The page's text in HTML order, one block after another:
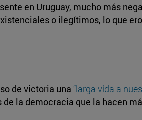
en Uruguay, mucho más
o ilegítimos, lo que
de victoria una “larga vida a
la democracia que la hacen